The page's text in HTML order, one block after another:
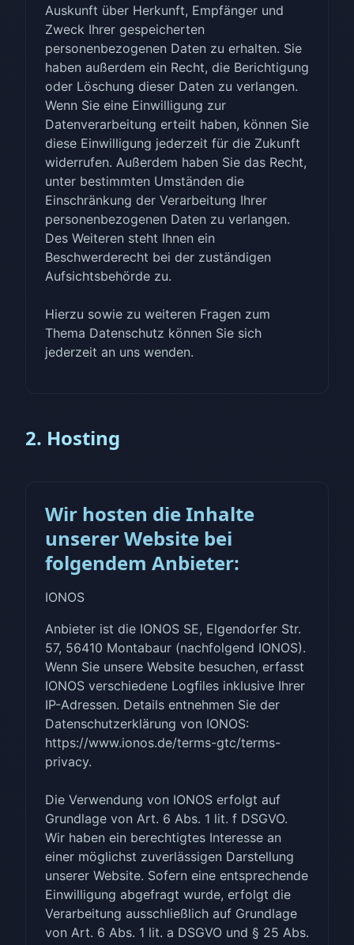
Auskunft über Herkunft, Empfänger und
Zweck Ihrer gespeicherten
personenbezogenen Daten zu erhalten. Sie
haben außerdem ein Recht, die Berichtigung
oder Löschung dieser Daten zu verlangen.
Wenn Sie eine Einwilligung zur
Datenverarbeitung erteilt haben, können Sie
diese Einwilligung jederzeit für die Zukunft
widerrufen. Außerdem haben Sie das Recht,
unter bestimmten Umständen die
Einschränkung der Verarbeitung Ihrer
personenbezogenen Daten zu verlangen.
Des Weiteren steht Ihnen ein
Beschwerderecht bei der zuständigen
Aufsichtsbehörde zu.
Hierzu sowie zu weiteren Fragen zum
Thema Datenschutz können Sie sich
jederzeit an uns wenden.
2. Hosting
Wir hosten die Inhalte
unserer Website bei
folgendem Anbieter:
IONOS
Anbieter ist die IONOS SE, Elgendorfer Str.
57, 56410 Montabaur (nachfolgend IONOS).
Wenn Sie unsere Website besuchen, erfasst
IONOS verschiedene Logfiles inklusive Ihrer
IP-Adressen. Details entnehmen Sie der
Datenschutzerklärung von IONOS:
https://www.ionos.de/terms-gtc/terms-
privacy.
Die Verwendung von IONOS erfolgt auf
Grundlage von Art. 6 Abs. 1 lit. f DSGVO.
Wir haben ein berechtigtes Interesse an
einer möglichst zuverlässigen Darstellung
unserer Website. Sofern eine entsprechende
Einwilligung abgefragt wurde, erfolgt die
Verarbeitung ausschließlich auf Grundlage
von Art. 6 Abs. 1 lit. a DSGVO und § 25 Abs.